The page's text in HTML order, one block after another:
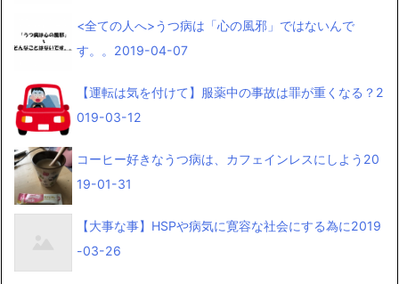
<全ての人へ>うつ病は「心の風邪」ではないんで
す。。 2019-04-07
【運転は気を付けて】服薬中の事故は罪が重くなる？ 2
019-03-12
コーヒー好きなうつ病は、カフェインレスにしよう 20
19-01-31
【大事な事】HSPや病気に寛容な社会にする為に2019
-03-26